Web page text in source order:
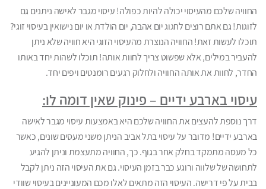
החוויה שלכם מהעיסוי יכולה להיות כפולה! עיסוי מגבר לאישה ניתנים גם
לזוגות! גם אתם רוצים לחגוג יום אהבה, יום הולדת או יום נישואין בעיסוי זוגי?
תוכלו לעשות זאת! החוויה הנוצרת מהעיסוי הזוגי היא חוויה שלא ניתן
להעביר במילים, אלא שפשוט צריך לחוות אותה! תוכלו לשהות יחד באותו
החדר, לחוות את אותה החוויה ולחלוק רגעים רומנטים ויפים יחד.
עיסוי בארבע ידיים – פינוק שאין דומה לו:
דרך נוספת להעצים את החוויה שלכם היא באמצעות עיסוי מגבר לאישה
בארבע ידיים! מדובר על עיסוי בתל אביב הניתן משני מעסים שונים, כאשר
כל מעסה מתמקד בחלק אחר בגוף. כך, החוויה מתעצמת וניתן להגיע
לתחושה של שלווה ורוגע כבר בזמן העיסוי. גם את העיסוי הזה ניתן לקבל
בבית על פי דרישה. העיסוי הזה מתאים לאלו מכם המעוניינים בעיסוי שוודי